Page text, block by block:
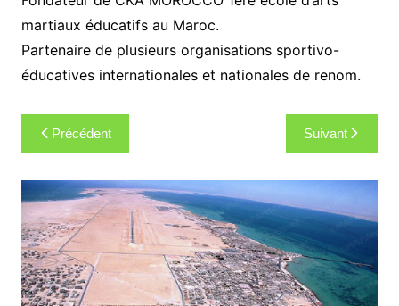
martiaux éducatifs au Maroc.
Partenaire de plusieurs organisations sportivo-
éducatives internationales et nationales de renom.
Navigation
de
l’article
Précédent Suivant